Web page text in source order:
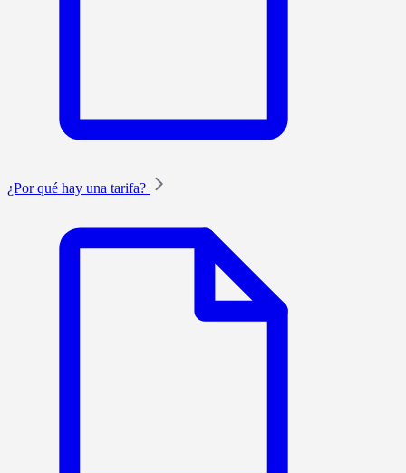
¿Por qué hay una tarifa?